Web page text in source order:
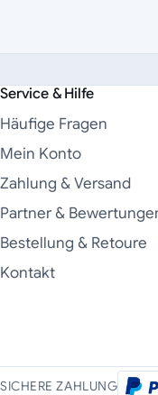
Service & Hilfe
Häufige Fragen
Mein Konto
Zahlung & Versand
Partner &
Bestellung & Retoure
Kontakt
SICHERE ZAHLUNG